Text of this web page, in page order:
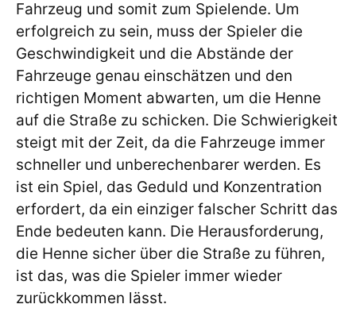
Fahrzeug und somit zum Spielende. Um
erfolgreich zu sein, muss der Spieler die
Geschwindigkeit und die Abstände der
Fahrzeuge genau einschätzen und den
richtigen Moment abwarten, um die Henne
auf die Straße zu schicken. Die Schwierigkeit
steigt mit der Zeit, da die Fahrzeuge immer
schneller und unberechenbarer werden. Es
ist ein Spiel, das Geduld und Konzentration
erfordert, da ein einziger falscher Schritt das
Ende bedeuten kann. Die Herausforderung,
die Henne sicher über die Straße zu führen,
ist das, was die Spieler immer wieder
zurückkommen lässt.